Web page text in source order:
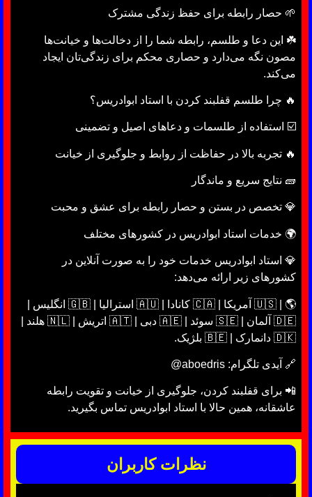
🌱 حصار رابطه برای حفظ زندگی مشترک
☘️ این دعا و طلسم، رابطه شما را از دخالت‌ها و خیانت‌ها
مصون نگه می‌دارد و حصاری محکم برای زندگی‌تان ایجاد
می‌کند.
🔥 چرا طلسم قفلبند کردن با استاد ابوادریس؟
☑️ استفاده از طلسمات و دعاهای اصیل و تضمینی
🔥 تجربه بالا در حفاظت از روابط و جلوگیری از خیانت
🧱 نتایج سریع و ماندگار
💎 تخصص در بستن و حصار رابطه برای عشق و محبت
🌍 خدمات استاد ابوادریس در کشورهای مختلف
💎 استاد ابوادریس خدمات خود را به صورت آنلاین در
کشورهای زیر ارائه می‌دهد:
🌎 | 🇺🇸 آمریکا | 🇨🇦 کانادا | 🇦🇺 استرالیا | 🇬🇧 انگلیس |
🇩🇪 آلمان | 🇸🇪 سوئد | 🇦🇪 دبی | 🇦🇹 اتریش | 🇳🇱 هلند |
🇩🇰 دانمارک | 🇧🇪 بلژیک.
🔗 آیدی تلگرام: aboedris@
📲 برای قفلبند کردن، جلوگیری از خیانت و تقویت رابطه
عاشقانه، همین حالا با استاد ابوادریس تماس بگیرید.
نظرات کاربران